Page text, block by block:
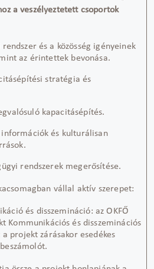
a veszélyeztetett csoportok
rendszer és a közösség igényeinek
az érintettek bevonása.
stratégia és
kapacitásépítés.
információk és kulturálisan
rendszerek megerősítése.
vállal aktív szerepet:
és disszemináció: az OKFŐ
Kommunikációs és disszeminációs
projekt zárásakor esedékes